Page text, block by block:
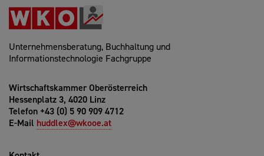
Unternehmensberatung, Buchhaltung und
Informationstechnologie Fachgruppe
Wirtschaftskammer Oberösterreich
Hessenplatz 3, 4020 Linz
Telefon +43 (0) 5 90 909 4712
E-Mail huddlex@wkooe.at